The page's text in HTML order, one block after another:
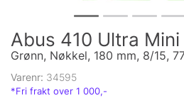
Abus 410 Ultra
Grønn, Nøkkel, 180 mm, 8/15,
Varenr: 34595